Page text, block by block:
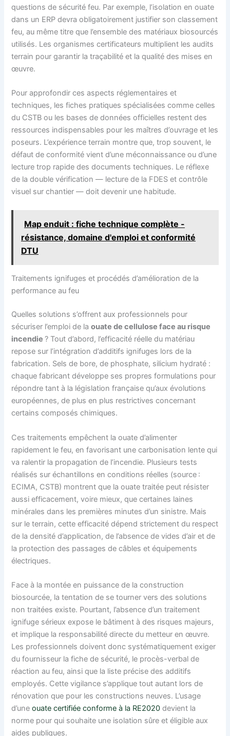
questions de sécurité feu. Par exemple, l’isolation en ouate
dans un ERP devra obligatoirement justifier son classement
feu, au même titre que l’ensemble des matériaux biosourcés
utilisés. Les organismes certificateurs multiplient les audits
terrain pour garantir la traçabilité et la qualité des mises en
œuvre.
Pour approfondir ces aspects réglementaires et
techniques, les fiches pratiques spécialisées comme celles
du CSTB ou les bases de données officielles restent des
ressources indispensables pour les maîtres d’ouvrage et les
poseurs. L’expérience terrain montre que, trop souvent, le
défaut de conformité vient d’une méconnaissance ou d’une
lecture trop rapide des documents techniques. Le réflexe
de la double vérification — lecture de la FDES et contrôle
visuel sur chantier — doit devenir une habitude.
Map enduit : fiche technique complète -
résistance, domaine d'emploi et conformité
DTU
Traitements ignifuges et procédés d’amélioration de la
performance au feu
Quelles solutions s’offrent aux professionnels pour
sécuriser l’emploi de laouate de cellulose face au risque
incendie ? Tout d’abord, l’efficacité réelle du matériau
repose sur l’intégration d’additifs ignifuges lors de la
fabrication. Sels de bore, de phosphate, silicium hydraté :
chaque fabricant développe ses propres formulations pour
répondre tant à la législation française qu’aux évolutions
européennes, de plus en plus restrictives concernant
certains composés chimiques.
Ces traitements empêchent la ouate d’alimenter
rapidement le feu, en favorisant une carbonisation lente qui
va ralentir la propagation de l’incendie. Plusieurs tests
réalisés sur échantillons en conditions réelles (source :
ECIMA, CSTB) montrent que la ouate traitée peut résister
aussi efficacement, voire mieux, que certaines laines
minérales dans les premières minutes d’un sinistre. Mais
sur le terrain, cette efficacité dépend strictement du respect
de la densité d’application, de l’absence de vides d’air et de
la protection des passages de câbles et équipements
électriques.
Face à la montée en puissance de la construction
biosourcée, la tentation de se tourner vers des solutions
non traitées existe. Pourtant, l’absence d’un traitement
ignifuge sérieux expose le bâtiment à des risques majeurs,
et implique la responsabilité directe du metteur en œuvre.
Les professionnels doivent donc systématiquement exiger
du fournisseur la fiche de sécurité, le procès-verbal de
réaction au feu, ainsi que la liste précise des additifs
employés. Cette vigilance s’applique tout autant lors de
rénovation que pour les constructions neuves. L’usage
d’uneouate certifiée conforme à la RE2020 devient la
norme pour qui souhaite une isolation sûre et éligible aux
aides publiques.